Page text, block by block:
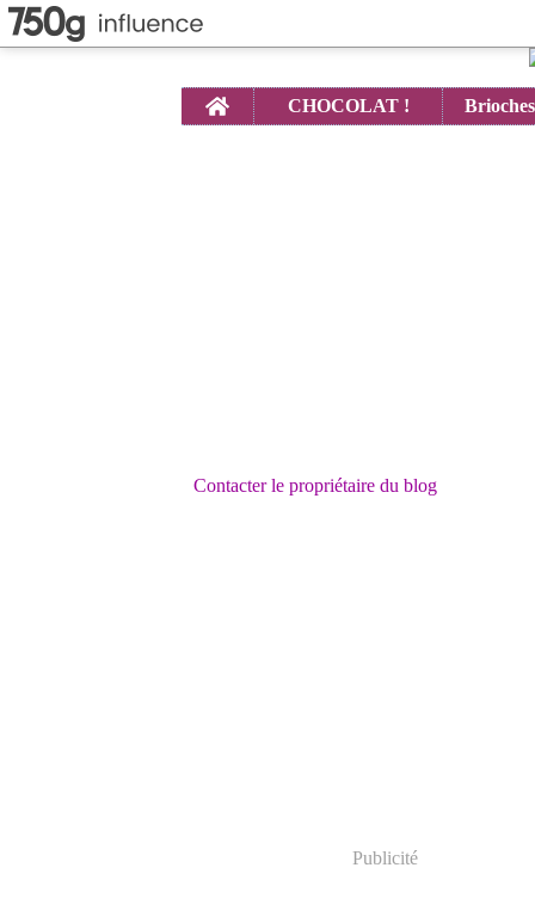
Home CHOCOLAT !
Contacter le propriétaire du blog
Publicité